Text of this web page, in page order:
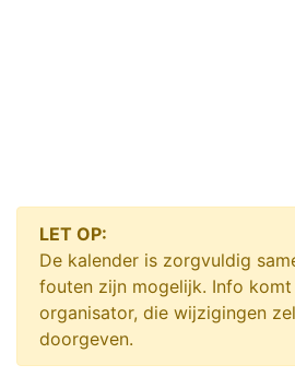
LET OP:
De kalender is zorgvuldig
fouten zijn mogelijk. Info
organisator, die wijzigingen
doorgeven.